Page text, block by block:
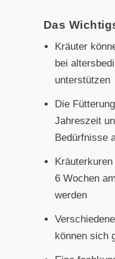
Das
Kräuter
bei
unterstützen
Die
Jahreszeit
Bedürfnisse
6 Wochen
werden
können sich